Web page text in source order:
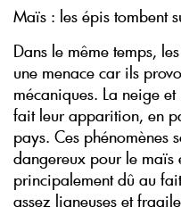
Maïs : les épis tombent
Dans le même temps,
une menace car ils
mécaniques. La neige
fait leur apparition, en
pays. Ces phénomènes
dangereux pour le maïs
principalement dû au
assez ligneuses et